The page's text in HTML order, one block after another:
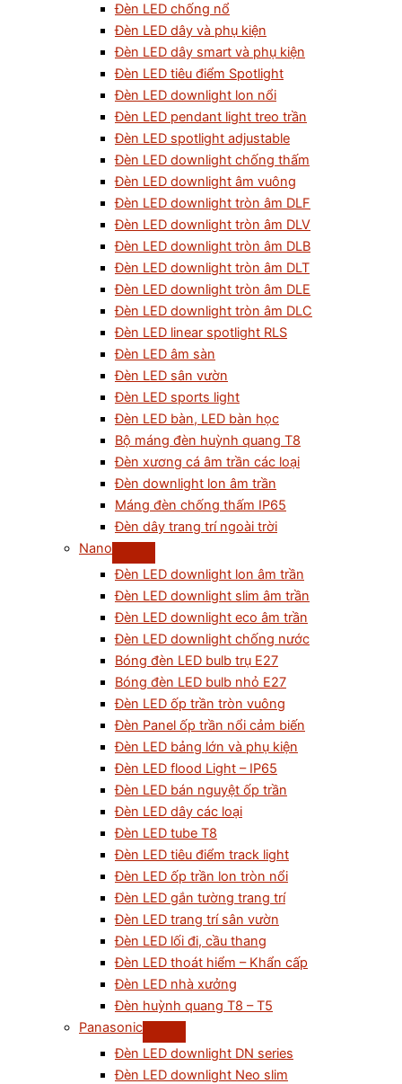
Đèn LED chống nổ
Đèn LED dây và phụ kiện
Đèn LED dây smart và phụ kiện
Đèn LED tiêu điểm Spotlight
Đèn LED downlight lon nổi
Đèn LED pendant light treo trần
Đèn LED spotlight adjustable
Đèn LED downlight chống thấm
Đèn LED downlight âm vuông
Đèn LED downlight tròn âm DLF
Đèn LED downlight tròn âm DLV
Đèn LED downlight tròn âm DLB
Đèn LED downlight tròn âm DLT
Đèn LED downlight tròn âm DLE
Đèn LED downlight tròn âm DLC
Đèn LED linear spotlight RLS
Đèn LED âm sàn
Đèn LED sân vườn
Đèn LED sports light
Đèn LED bàn, LED bàn học
Bộ máng đèn huỳnh quang T8
Đèn xương cá âm trần các loại
Đèn downlight lon âm trần
Máng đèn chống thấm IP65
Đèn dây trang trí ngoài trời
Nano
Đèn LED downlight lon âm trần
Đèn LED downlight slim âm trần
Đèn LED downlight eco âm trần
Đèn LED downlight chống nước
Bóng đèn LED bulb trụ E27
Bóng đèn LED bulb nhỏ E27
Đèn LED ốp trần tròn vuông
Đèn Panel ốp trần nổi cảm biến
Đèn LED bảng lớn và phụ kiện
Đèn LED flood Light – IP65
Đèn LED bán nguyệt ốp trần
Đèn LED dây các loại
Đèn LED tube T8
Đèn LED tiêu điểm track light
Đèn LED ốp trần lon tròn nổi
Đèn LED gắn tường trang trí
Đèn LED trang trí sân vườn
Đèn LED lối đi, cầu thang
Đèn LED thoát hiểm – Khẩn cấp
Đèn LED nhà xưởng
Đèn huỳnh quang T8 – T5
Panasonic
Đèn LED downlight DN series
Đèn LED downlight Neo slim